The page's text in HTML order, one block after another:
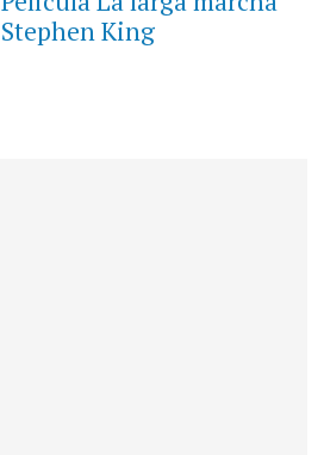
Stephen King